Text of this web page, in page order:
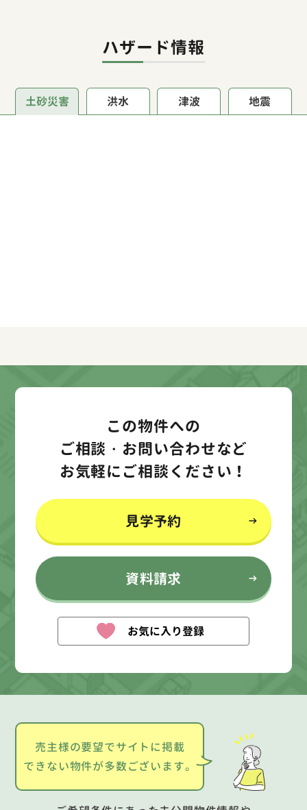
ハザード情報
土砂災害 洪水 津波 地震
この物件への
ご相談・お問い合わせなど
お気軽にご相談ください！
見学予約
資料請求
お気に入り登録
売主様の要望でサイトに掲載
できない物件が多数ございます。